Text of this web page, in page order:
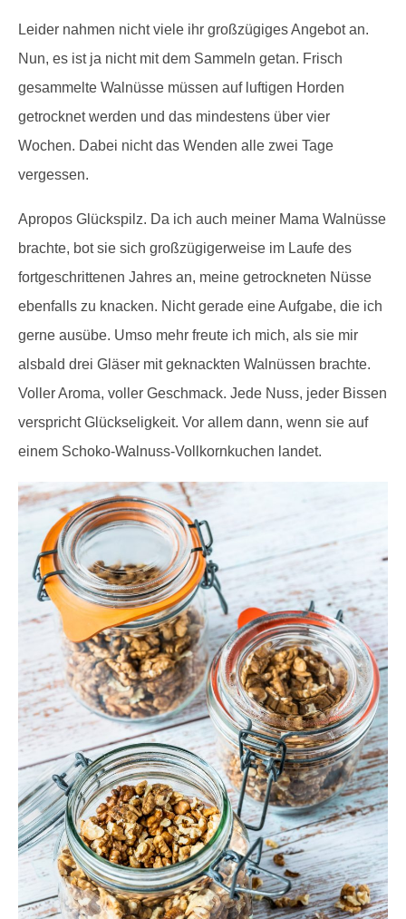
Leider nahmen nicht viele ihr großzügiges Angebot an.
Nun, es ist ja nicht mit dem Sammeln getan. Frisch
gesammelte Walnüsse müssen auf luftigen Horden
getrocknet werden und das mindestens über vier
Wochen. Dabei nicht das Wenden alle zwei Tage
vergessen.
Apropos Glückspilz. Da ich auch meiner Mama Walnüsse
brachte, bot sie sich großzügigerweise im Laufe des
fortgeschrittenen Jahres an, meine getrockneten Nüsse
ebenfalls zu knacken. Nicht gerade eine Aufgabe, die ich
gerne ausübe. Umso mehr freute ich mich, als sie mir
alsbald drei Gläser mit geknackten Walnüssen brachte.
Voller Aroma, voller Geschmack. Jede Nuss, jeder Bissen
verspricht Glückseligkeit. Vor allem dann, wenn sie auf
einem Schoko-Walnuss-Vollkornkuchen landet.